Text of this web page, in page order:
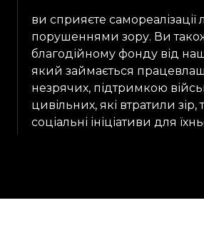
ви сприяєте
порушеннями зору. Ви
благодійному фонду від
який займається
незрячих, підтримкою
цивільних, які втратили
соціальні ініціативи для